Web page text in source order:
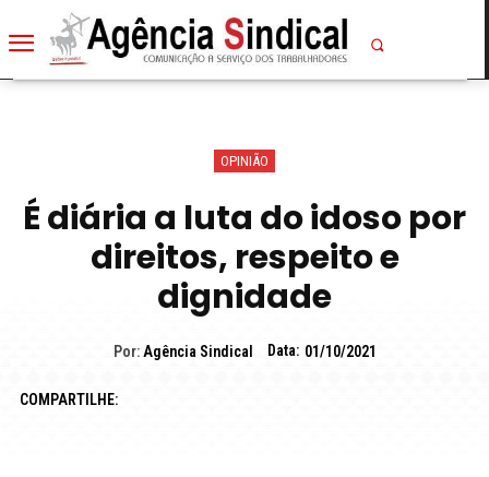
OPINIÃO
É diária a luta do idoso por
direitos, respeito e
dignidade
Por: Agência Sindical Data: 01/10/2021
COMPARTILHE: